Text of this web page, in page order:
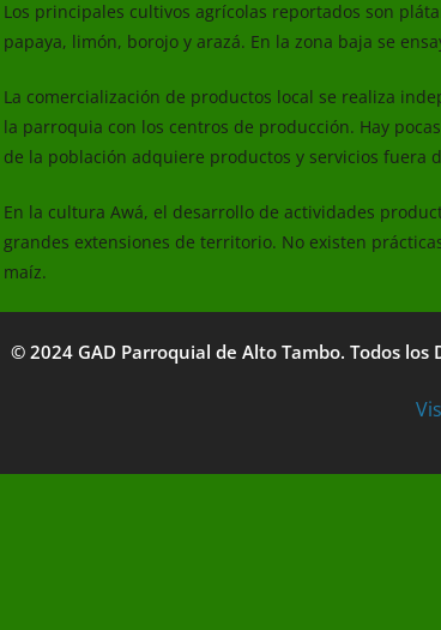
Los principales cultivos agrícolas reportados son
papaya, limón, borojo y arazá. En la zona baja se
La comercialización de productos local se realiza
la parroquia con los centros de producción. Hay
de la población adquiere productos y servicios fuera
En la cultura Awá, el desarrollo de actividades
grandes extensiones de territorio. No existen
maíz.
© 2024 GAD Parroquial de Alto Tambo. Todos